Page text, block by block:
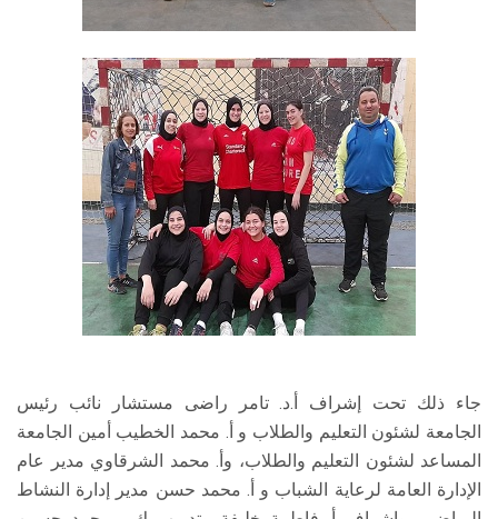
جاء ذلك تحت إشراف أ.د. تامر راضى مستشار نائب رئيس
الجامعة لشئون التعليم والطلاب و أ. محمد الخطيب أمين الجامعة
المساعد لشئون التعليم والطلاب، وأ. محمد الشرقاوي مدير عام
الإدارة العامة لرعاية الشباب و أ. محمد حسن مدير إدارة النشاط